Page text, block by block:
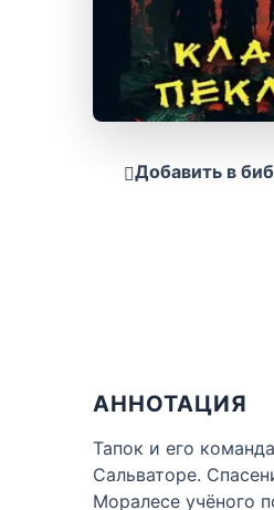
Добавить в
АННОТАЦИЯ
Тапок и его
Сальваторе.
Моралесе учёного